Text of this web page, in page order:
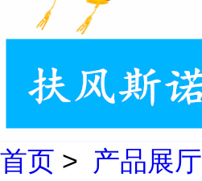
首页 > 产品展厅